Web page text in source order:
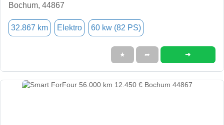
Bochum, 44867
32.867 km Elektro 60 kw (82 PS)
★ ➦ ➜